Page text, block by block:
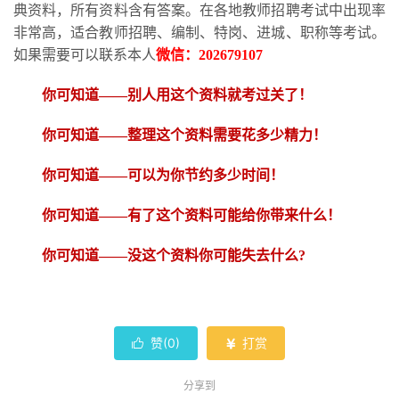
典资料，所有资料含有答案。在各地教师招聘考试中出现率
非常高，适合教师招聘、编制、特岗、进城、职称等考试。
如果需要可以联系本人微信： 202679107
你可知道——别人用这个资料就考过关了！
你可知道——整理这个资料需要花多少精力！
你可知道——可以为你节约多少时间！
你可知道——有了这个资料可能给你带来什么！
你可知道——没这个资料你可能失去什么?
 赞(0)  打赏
分享到